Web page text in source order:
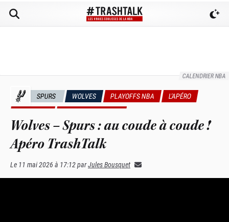
CALENDRIER NBA
SPURS WOLVES PLAYOFFS NBA
L'APÉRO
Wolves – Spurs : au coude à coude !
Apéro TrashTalk
Le 11 mai 2026 à 17:12parJules Bousquet